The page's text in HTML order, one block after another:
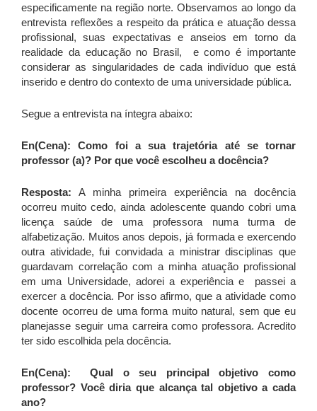
especificamente na região norte. Observamos ao longo da
entrevista reflexões a respeito da prática e atuação dessa
profissional, suas expectativas e anseios em torno da
realidade da educação no Brasil, e como é importante
considerar as singularidades de cada indivíduo que está
inserido e dentro do contexto de uma universidade pública.
Segue a entrevista na íntegra abaixo:
En(Cena): Como foi a sua trajetória até se tornar
professor (a)? Por que você escolheu a docência?
Resposta: A minha primeira experiência na docência
ocorreu muito cedo, ainda adolescente quando cobri uma
licença saúde de uma professora numa turma de
alfabetização. Muitos anos depois, já formada e exercendo
outra atividade, fui convidada a ministrar disciplinas que
guardavam correlação com a minha atuação profissional
em uma Universidade, adorei a experiência e passei a
exercer a docência. Por isso afirmo, que a atividade como
docente ocorreu de uma forma muito natural, sem que eu
planejasse seguir uma carreira como professora. Acredito
ter sido escolhida pela docência.
En(Cena): Qual o seu principal objetivo como
professor? Você diria que alcança tal objetivo a cada
ano?